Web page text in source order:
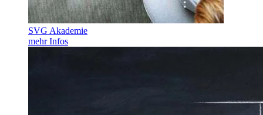
SVG Akademie
mehr Infos